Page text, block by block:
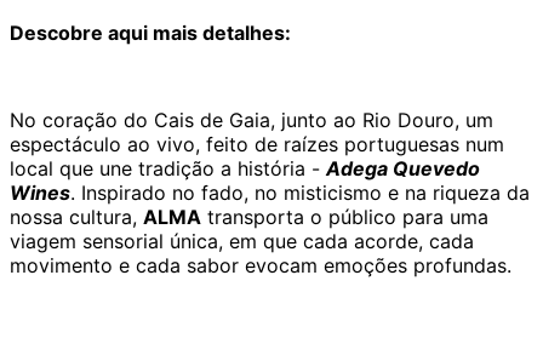
Descobre aqui mais detalhes:
No coração do Cais de Gaia, junto ao Rio Douro, um
espectáculo ao vivo, feito de raízes portuguesas num
local que une tradição a história - Adega Quevedo
Wines. Inspirado no fado, no misticismo e na riqueza da
nossa cultura, ALMA transporta o público para uma
viagem sensorial única, em que cada acorde, cada
movimento e cada sabor evocam emoções profundas.